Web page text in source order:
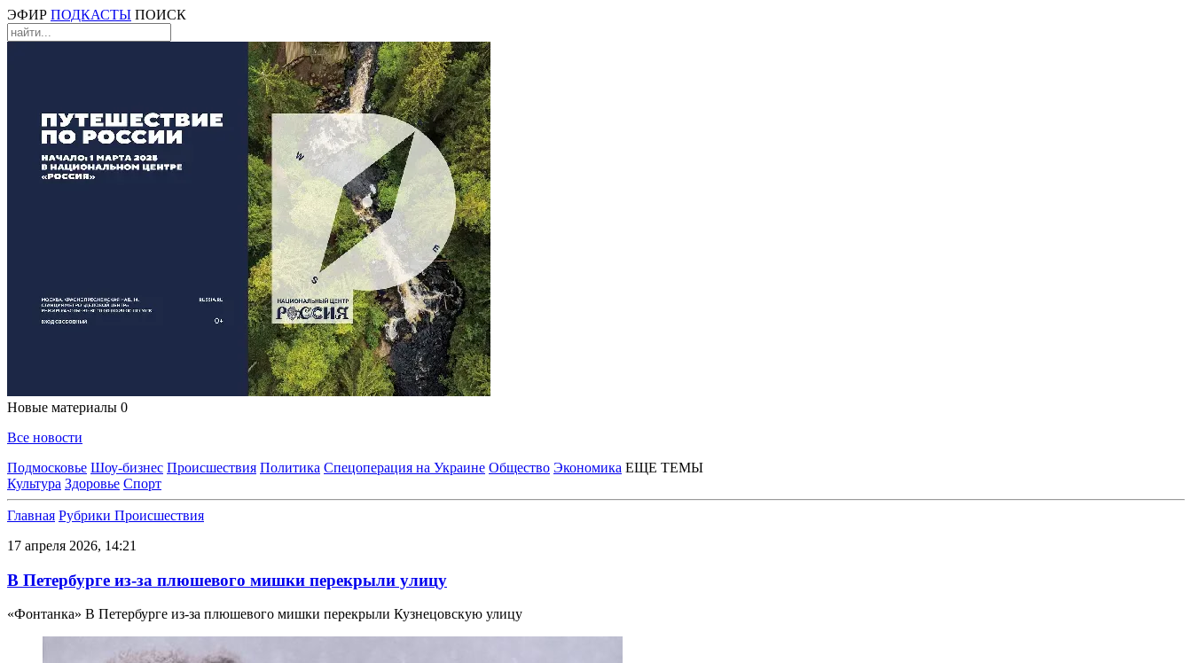
ЭФИР ПОДКАСТЫ ПОИСК
Новые материалы 0
Все новости
Подмосковье Шоу-бизнес Происшествия Политика Спецоперация на Украине Общество Экономика ЕЩЕ ТЕМЫ
Культура Здоровье Спорт
Главная Рубрики Происшествия
17 апреля 2026, 14:21
В Петербурге из-за плюшевого мишки перекрыли улицу
«Фонтанка» В Петербурге из-за плюшевого мишки перекрыли Кузнецовскую улицу